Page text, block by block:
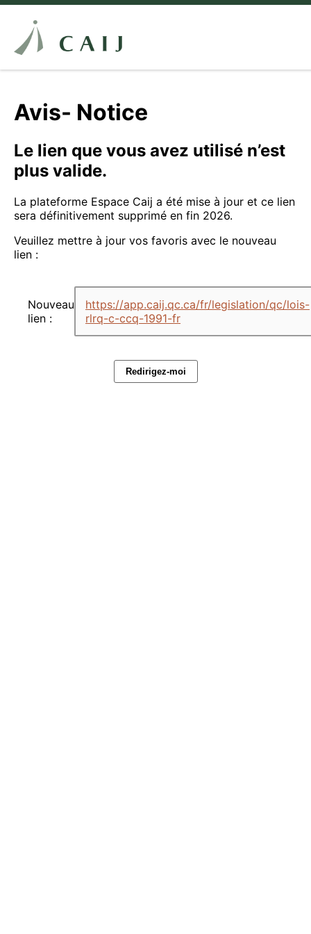
Avis- Notice
Le lien que vous avez utilisé n’est
plus valide.
La plateforme Espace Caij a été mise à jour et ce lien
sera définitivement supprimé en fin 2026.
Veuillez mettre à jour vos favoris avec le nouveau
lien :
Nouveau
lien :
https://app.caij.qc.ca/fr/legislation/qc/lois-
rlrq-c-ccq-1991-fr
Redirigez-moi